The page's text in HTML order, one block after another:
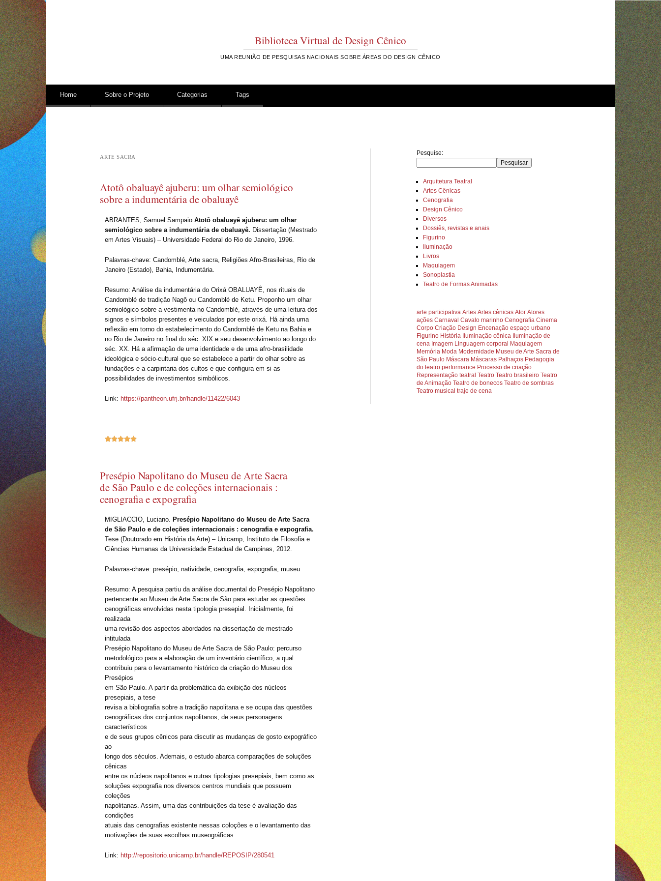
Biblioteca Virtual de Design Cênico
UMA REUNIÃO DE PESQUISAS NACIONAIS SOBRE ÁREAS DO DESIGN CÊNICO
Pular para o conteúdo
Home Sobre o Projeto Categorias Tags
ARTE SACRA
Atotô obaluayê ajuberu: um olhar semiológico
sobre a indumentária de obaluayê
ABRANTES, Samuel Sampaio.Atotô obaluayê ajuberu: um olhar
semiológico sobre a indumentária de obaluayê. Dissertação (Mestrado
em Artes Visuais) – Universidade Federal do Rio de Janeiro, 1996.
Palavras-chave: Candomblé, Arte sacra, Religiões Afro-Brasileiras, Rio de
Janeiro (Estado), Bahia, Indumentária.
Resumo: Análise da indumentária do Orixá OBALUAYÊ, nos rituais de
Candomblé de tradição Nagô ou Candomblé de Ketu. Proponho um olhar
semiológico sobre a vestimenta no Candomblé, através de uma leitura dos
signos e símbolos presentes e veiculados por este orixá. Há ainda uma
reflexão em torno do estabelecimento do Candomblé de Ketu na Bahia e
no Rio de Janeiro no final do séc. XIX e seu desenvolvimento ao longo do
séc. XX. Há a afirmação de uma identidade e de uma afro-brasilidade
ideológica e sócio-cultural que se estabelece a partir do olhar sobre as
fundações e a carpintaria dos cultos e que configura em si as
possibilidades de investimentos simbólicos.
Link: https://pantheon.ufrj.br/handle/11422/6043

Presépio Napolitano do Museu de Arte Sacra
de São Paulo e de coleções internacionais :
cenografia e expografia
MIGLIACCIO, Luciano. Presépio Napolitano do Museu de Arte Sacra
de São Paulo e de coleções internacionais : cenografia e expografia.
Tese (Doutorado em História da Arte) – Unicamp, Instituto de Filosofia e
Ciências Humanas da Universidade Estadual de Campinas, 2012.
Palavras-chave: presépio, natividade, cenografia, expografia, museu
Resumo: A pesquisa partiu da análise documental do Presépio Napolitano
pertencente ao Museu de Arte Sacra de São para estudar as questões
cenográficas envolvidas nesta tipologia presepial. Inicialmente, foi
realizada
uma revisão dos aspectos abordados na dissertação de mestrado
intitulada
Presépio Napolitano do Museu de Arte Sacra de São Paulo: percurso
metodológico para a elaboração de um inventário científico, a qual
contribuiu para o levantamento histórico da criação do Museu dos
Presépios
em São Paulo. A partir da problemática da exibição dos núcleos
presepiais, a tese
revisa a bibliografia sobre a tradição napolitana e se ocupa das questões
cenográficas dos conjuntos napolitanos, de seus personagens
característicos
e de seus grupos cênicos para discutir as mudanças de gosto expográfico
ao
longo dos séculos. Ademais, o estudo abarca comparações de soluções
cênicas
entre os núcleos napolitanos e outras tipologias presepiais, bem como as
soluções expografia nos diversos centros mundiais que possuem
coleções
napolitanas. Assim, uma das contribuições da tese é avaliação das
condições
atuais das cenografias existente nessas coloções e o levantamento das
motivações de suas escolhas museográficas.
Link: http://repositorio.unicamp.br/handle/REPOSIP/280541
Pesquise:
Pesquisar
Arquitetura Teatral
Artes Cênicas
Cenografia
Design Cênico
Diversos
Dossiês, revistas e anais
Figurino
Iluminação
Livros
Maquiagem
Sonoplastia
Teatro de Formas Animadas
arte participativa Artes Artes cênicas Ator Atores
ações Carnaval Cavalo marinho Cenografia Cinema
Corpo Criação Design Encenação espaço urbano
Figurino História Iluminação cênica
Iluminação de
cena Imagem Linguagem corporal Maquiagem
Memória Moda Modernidade Museu de Arte Sacra de
São Paulo Máscara Máscaras Palhaços Pedagogia
do teatro performance Processo de criação
Representação teatral Teatro Teatro brasileiro Teatro
de Animação Teatro de bonecos Teatro de sombras
Teatro musical traje de cena